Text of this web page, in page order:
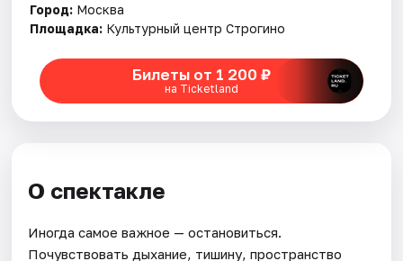
Рейтинги
Город: Москва
Площадка: Культурный центр Строгино
Билеты от 1 200 ₽
на Ticketland
О спектакле
Иногда самое важное — остановиться.
Почувствовать дыхание, тишину, пространство